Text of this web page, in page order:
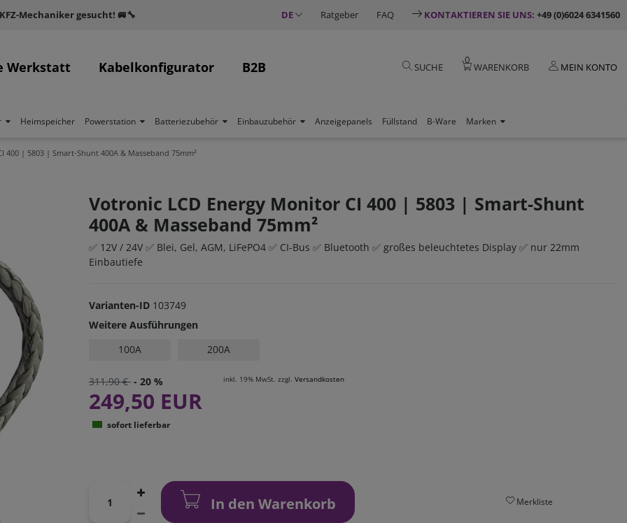
Mechaniker gesucht! 🚐🔧 DE Ratgeber FAQ KONTAKTIEREN SIE UNS: +49 (0)6024 6341560
Werkstatt Kabelkonfigurator B2B SUCHE
0
WARENKORB MEIN KONTO
Heimspeicher Powerstation Batteriezubehör Einbauzubehör Anzeigepanels Füllstand B-Ware Marken
400 | 5803 | Smart-Shunt 400A & Masseband 75mm²
Votronic LCD Energy Monitor CI 400 | 5803 | Smart-Shunt
400A & Masseband 75mm²
✅ 12V / 24V ✅ Blei, Gel, AGM, LiFePO4 ✅ CI-Bus ✅ Bluetooth ✅ großes beleuchtetes Display ✅ nur 22mm
Einbautiefe
Varianten-ID 103749
Weitere Ausführungen
100A
200A
311,90 € - 20 %
249,50 EUR
inkl. 19% MwSt. zzgl. Versandkosten
sofort lieferbar
In den Warenkorb Merkliste